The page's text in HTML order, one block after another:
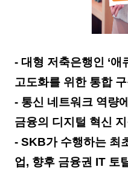
- 대형 저축은행인 ‘애
고도화를 위한 통합
- 통신 네트워크 역량
금융의 디지털 혁신 지
- SKB가 수행하는 최
업, 향후 금융권 IT 토